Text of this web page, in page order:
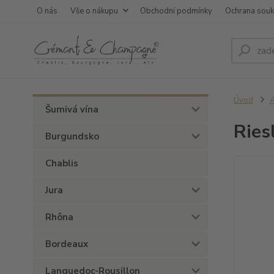
O nás Vše o nákupu Obchodní podmínky Ochrana
Šumivá vína
Burgundsko
Chablis
Jura
Rhôna
Bordeaux
Languedoc-Rousillon
Úvod